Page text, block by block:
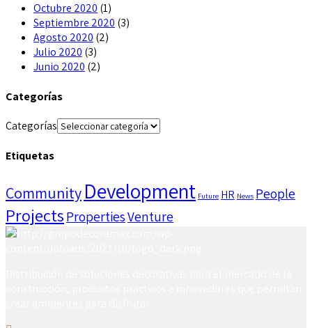
Octubre 2020 (1)
Septiembre 2020 (3)
Agosto 2020 (2)
Julio 2020 (3)
Junio 2020 (2)
Categorías
Categorías
Etiquetas
Community Development Future HR News People
ProjectsPropertiesVenture